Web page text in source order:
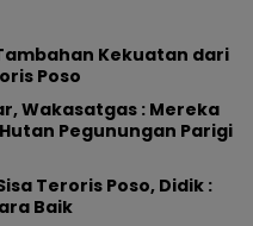
Kekuatan dari
Poso
Wakasatgas : Mereka
Pegunungan Parigi
Teroris Poso, Didik :
Baik